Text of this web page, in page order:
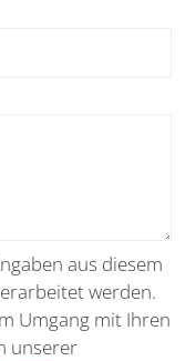
aus diesem
werden.
Umgang mit Ihren
unserer